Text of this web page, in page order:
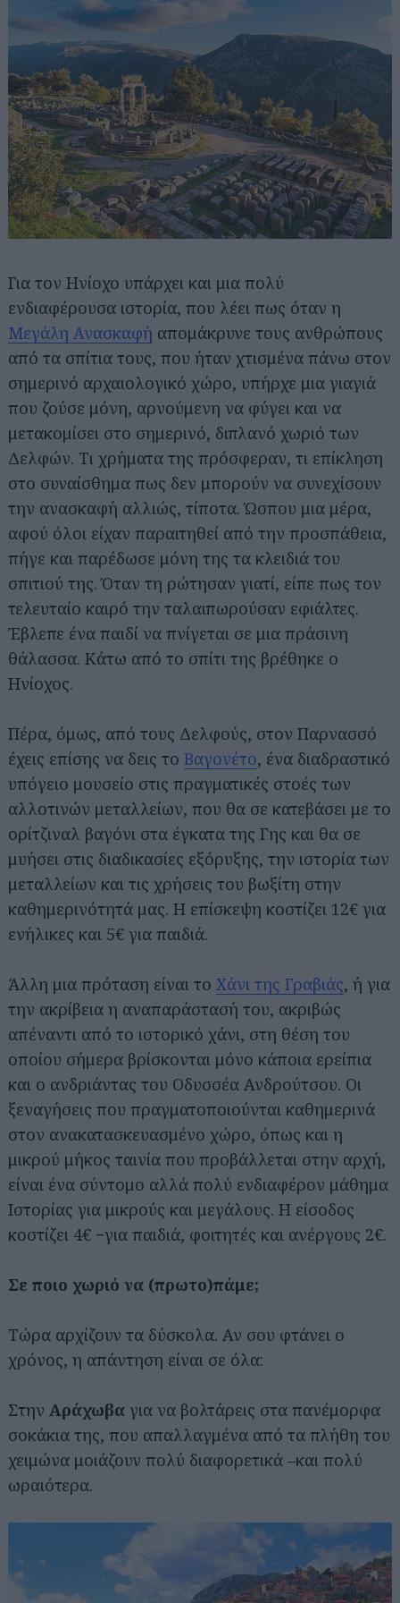
Για τον Ηνίοχο υπάρχει και μια πολύ
ενδιαφέρουσα ιστορία, που λέει πως όταν η
Μεγάλη Ανασκαφή απομάκρυνε τους ανθρώπους
από τα σπίτια τους, που ήταν χτισμένα πάνω στον
σημερινό αρχαιολογικό χώρο, υπήρχε μια γιαγιά
που ζούσε μόνη, αρνούμενη να φύγει και να
μετακομίσει στο σημερινό, διπλανό χωριό των
Δελφών. Τι χρήματα της πρόσφεραν, τι επίκληση
στο συναίσθημα πως δεν μπορούν να συνεχίσουν
την ανασκαφή αλλιώς, τίποτα. Ώσπου μια μέρα,
αφού όλοι είχαν παραιτηθεί από την προσπάθεια,
πήγε και παρέδωσε μόνη της τα κλειδιά του
σπιτιού της. Όταν τη ρώτησαν γιατί, είπε πως τον
τελευταίο καιρό την ταλαιπωρούσαν εφιάλτες.
Έβλεπε ένα παιδί να πνίγεται σε μια πράσινη
θάλασσα. Κάτω από το σπίτι της βρέθηκε ο
Ηνίοχος.
Πέρα, όμως, από τους Δελφούς, στον Παρνασσό
έχεις επίσης να δεις το Βαγονέτο, ένα διαδραστικό
υπόγειο μουσείο στις πραγματικές στοές των
αλλοτινών μεταλλείων, που θα σε κατεβάσει με το
ορίτζιναλ βαγόνι στα έγκατα της Γης και θα σε
μυήσει στις διαδικασίες εξόρυξης, την ιστορία των
μεταλλείων και τις χρήσεις του βωξίτη στην
καθημερινότητά μας. Η επίσκεψη κοστίζει 12€ για
ενήλικες και 5€ για παιδιά.
Άλλη μια πρόταση είναι το Χάνι της Γραβιάς, ή για
την ακρίβεια η αναπαράστασή του, ακριβώς
απέναντι από το ιστορικό χάνι, στη θέση του
οποίου σήμερα βρίσκονται μόνο κάποια ερείπια
και ο ανδριάντας του Οδυσσέα Ανδρούτσου. Οι
ξεναγήσεις που πραγματοποιούνται καθημερινά
στον ανακατασκευασμένο χώρο, όπως και η
μικρού μήκος ταινία που προβάλλεται στην αρχή,
είναι ένα σύντομο αλλά πολύ ενδιαφέρον μάθημα
Ιστορίας για μικρούς και μεγάλους. Η είσοδος
κοστίζει 4€ −για παιδιά, φοιτητές και ανέργους 2€.
Σε ποιο χωριό να (πρωτο)πάμε;
Τώρα αρχίζουν τα δύσκολα. Αν σου φτάνει ο
χρόνος, η απάντηση είναι σε όλα:
Στην Αράχωβα για να βολτάρεις στα πανέμορφα
σοκάκια της, που απαλλαγμένα από τα πλήθη του
χειμώνα μοιάζουν πολύ διαφορετικά –και πολύ
ωραιότερα.